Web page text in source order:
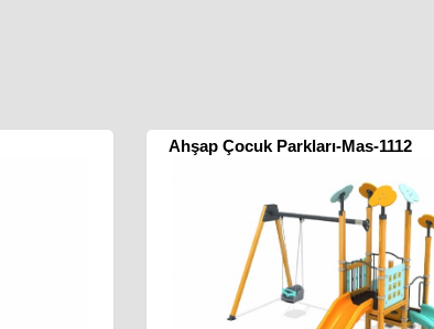
Ahşap Çocuk Parkları-Mas-1112